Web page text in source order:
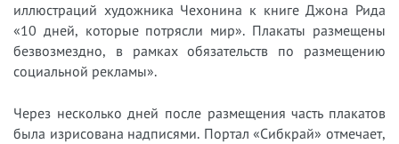
иллюстраций художника Чехонина к книге Джона Рида
«10 дней, которые потрясли мир». Плакаты размещены
безвозмездно, в рамках обязательств по размещению
социальной рекламы».
Через несколько дней после размещения часть плакатов
была изрисована надписями. Портал «Сибкрай» отмечает,